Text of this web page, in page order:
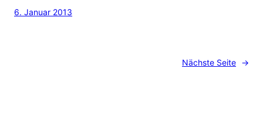
6. Januar 2013
Nächste Seite →